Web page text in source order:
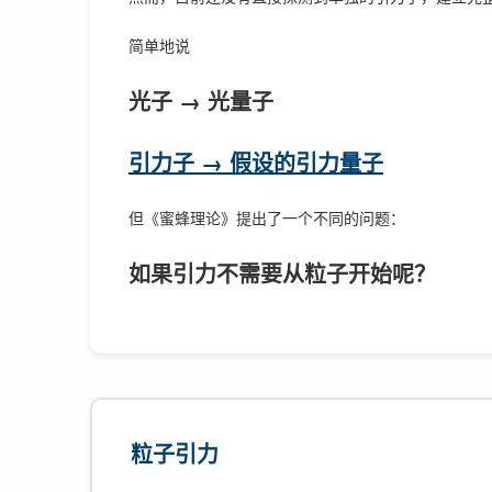
简单地说
光子 → 光量子
引力子 → 假设的引力量子
但《蜜蜂理论》提出了一个不同的问题：
如果引力不需要从粒子开始呢？
粒子引力